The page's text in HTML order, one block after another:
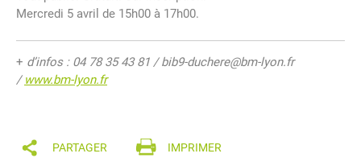
Mercredi 5 avril de 15h00 à 17h00.
+ d’infos : 04 78 35 43 81 / bib9-duchere@bm-lyon.fr
/ www.bm-lyon.fr
PARTAGER IMPRIMER